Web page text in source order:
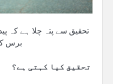
تحقیق سے پتہ چلا ہے کہ
برس
تحقیق کیا کہتی ہے؟